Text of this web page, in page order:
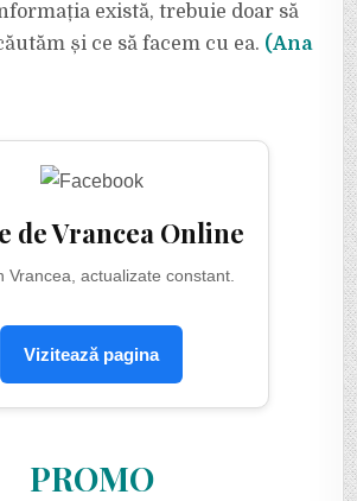
există, trebuie doar să
și ce să facem cu ea. (Ana
de Vrancea Online
Vrancea, actualizate constant.
Vizitează pagina
PROMO